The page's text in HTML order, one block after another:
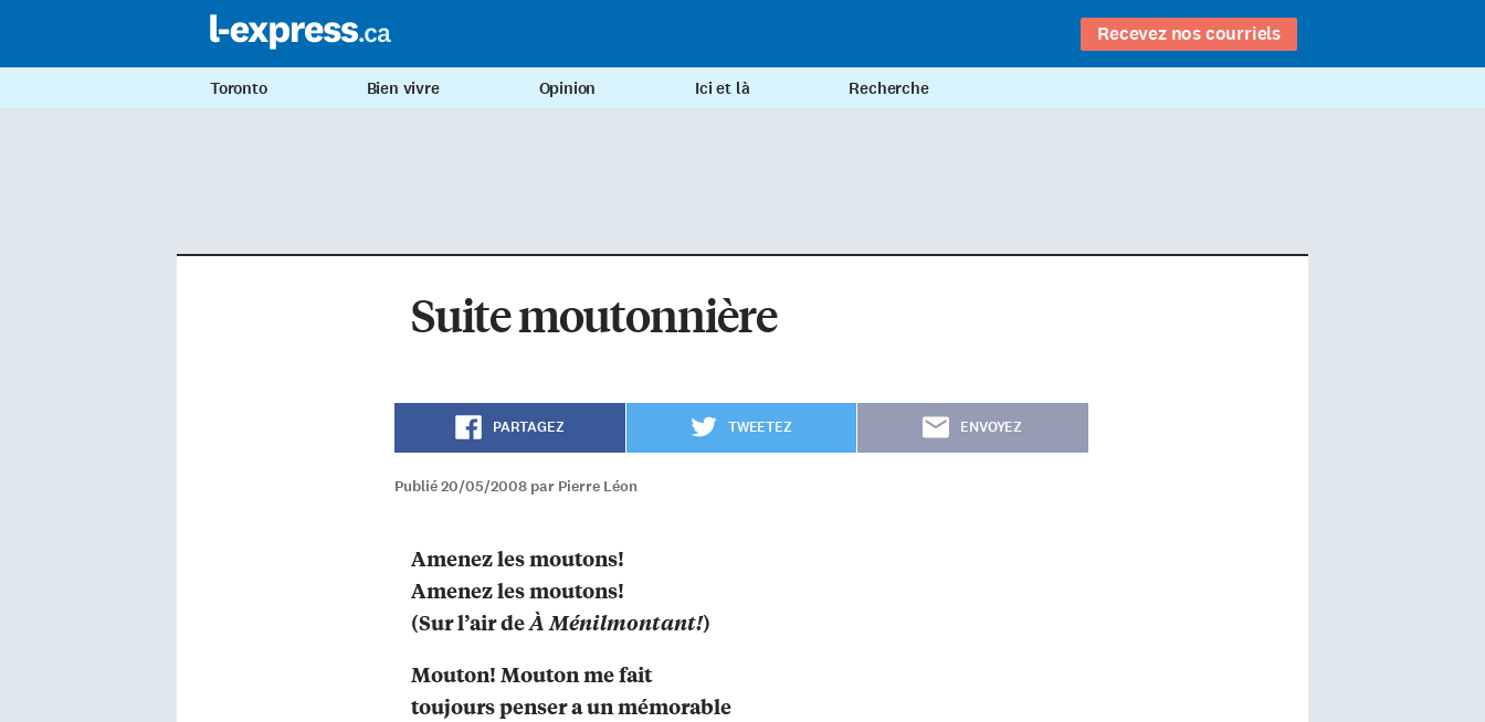
Recevez nos courriels
Toronto Bien vivre Opinion Ici et là Recherche
Suite moutonnière
PARTAGEZ TWEETEZ ENVOYEZ
Publié 20/05/2008 par Pierre Léon
Amenez les moutons!
Amenez les moutons!
(Sur l’air deÀ Ménilmontant!)
Mouton! Mouton me fait
toujours penser a un mémorable